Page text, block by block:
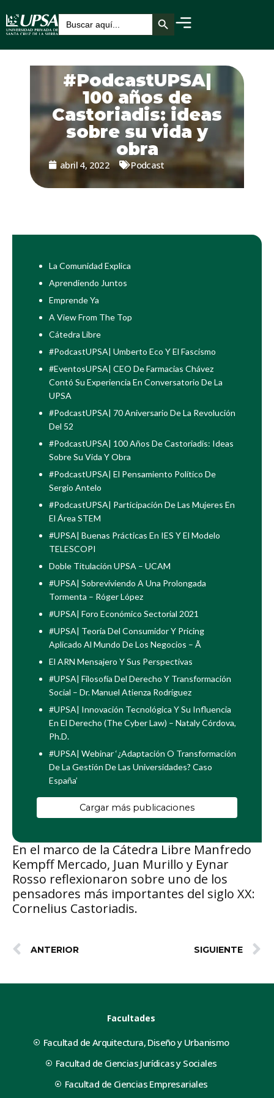
Buscar: Botón de búsqueda
#PodcastUPSA|
100 años de
Castoriadis: ideas
sobre su vida y
obra
abril 4, 2022 Podcast
En el marco de la Cátedra Libre Manfredo
Kempff Mercado, Juan Murillo y Eynar
Rosso reflexionaron sobre uno de los
pensadores más importantes del siglo XX:
Cornelius Castoriadis.
La Comunidad Explica
Aprendiendo Juntos
Emprende Ya
A View From The Top
Cátedra Libre
#PodcastUPSA| Umberto Eco Y El Fascismo
#EventosUPSA| CEO De Farmacias Chávez
Contó Su Experiencia En Conversatorio De La
UPSA
#PodcastUPSA| 70 Aniversario De La Revolución
Del 52
#PodcastUPSA| 100 Años De Castoriadis: Ideas
Sobre Su Vida Y Obra
#PodcastUPSA| El Pensamiento Político De
Sergio Antelo
#PodcastUPSA| Participación De Las Mujeres En
El Área STEM
#UPSA| Buenas Prácticas En IES Y El Modelo
TELESCOPI
Doble Titulación UPSA – UCAM
#UPSA| Sobreviviendo A Una Prolongada
Tormenta – Róger López
#UPSA| Foro Económico Sectorial 2021
#UPSA| Teoría Del Consumidor Y Pricing
Aplicado Al Mundo De Los Negocios – Ã
El ARN Mensajero Y Sus Perspectivas
#UPSA| Filosofía Del Derecho Y Transformación
Social – Dr. Manuel Atienza Rodríguez
#UPSA| Innovación Tecnológica Y Su Influencia
En El Derecho (The Cyber Law) – Nataly Córdova,
Ph.D.
#UPSA| Webinar ‘¿Adaptación O Transformación
De La Gestión De Las Universidades? Caso
España’
Cargar más publicaciones
ANTERIOR SIGUIENTE
Facultades
Facultad de Arquitectura, Diseño y Urbanismo
Facultad de Ciencias Jurídicas y Sociales
Facultad de Ciencias Empresariales